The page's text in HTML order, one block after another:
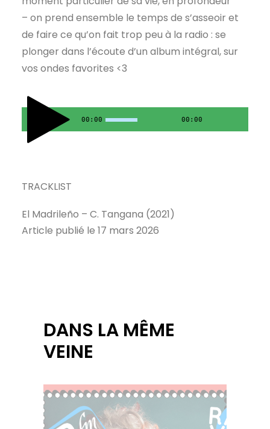
– on prend ensemble le temps de s’asseoir et
de faire ce qu’on fait trop peu à la radio : se
plonger dans l’écoute d’un album intégral, sur
vos ondes favorites <3
00:00 00:00
TRACKLIST
El Madrileño – C. Tangana (2021)
Article publié le 17 mars 2026
DANS LA MÊME
VEINE